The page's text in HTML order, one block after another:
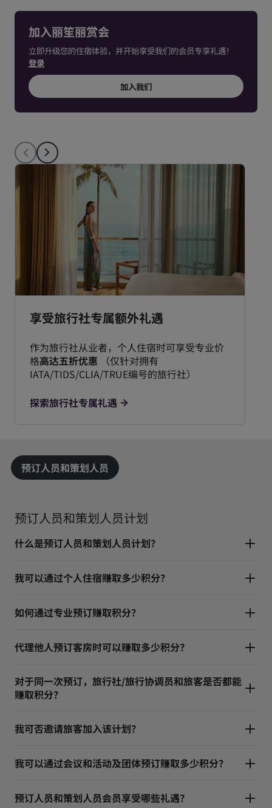
加入丽笙丽赏会
立即升级您的住宿体验，并开始享受我们的会员专享礼遇！
登录
加入我们
享受旅行社专属额外礼遇
作为旅行社从业者，个人住宿时可享受专业价
格高达五折优惠
（仅针对拥有
IATA/TIDS/CLIA/TRUE编号的旅行社）
探索旅行社专属礼遇
预订人员和策划人员
预订人员和策划人员计划
什么是预订人员和策划人员计划？
我可以通过个人住宿赚取多少积分？
如何通过专业预订赚取积分？
代理他人预订客房时可以赚取多少积分？
对于同一次预订，旅行社/旅行协调员和旅客是否都能
赚取积分？
我可否邀请旅客加入该计划？
我可以通过会议和活动及团体预订赚取多少积分？
预订人员和策划人员会员享受哪些礼遇？